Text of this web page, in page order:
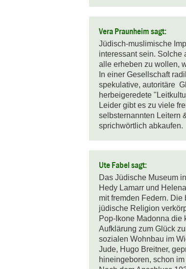
Vera Praunheim sagt:
Jüdisch-muslimische
interessant sein. Solche
alle erheben zu wollen,
In einer Gesellschaft
spekulative, autoritäre
herbeigeredete
Leider gibt es zu viele
selbsternannten Leitern
sprichwörtlich abkaufen.
Ute Fabel sagt:
Das Jüdische Museum
Hedy Lamarr und
mit fremden Federn.
jüdische Religion
Pop-Ikone Madonna die
Aufklärung zum Glück
sozialen Wohnbau im
Jude, Hugo Breitner,
hineingeboren, schon